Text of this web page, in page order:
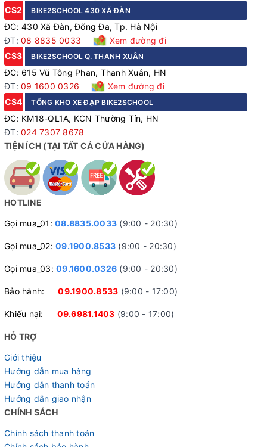
CS2
BIKE2SCHOOL 430 XÃ ĐÀN
ĐC: 430 Xã Đàn, Đống Đa, Tp. Hà Nội
ĐT: 08 8835 0033
Xem đường đi
CS3
BIKE2SCHOOL Q. THANH XUÂN
ĐC: 615 Vũ Tông Phan, Thanh Xuân, HN
ĐT: 09 1600 0326
Xem đường đi
CS4
TỔNG KHO XE ĐẠP BIKE2SCHOOL
ĐC: KM18-QL1A, KCN Thường Tín, HN
ĐT: 024 7307 8678
TIỆN ÍCH (TẠI TẤT CẢ CỬA HÀNG)
HOTLINE
Gọi mua_01: 08.8835.0033 (9:00 - 20:30)
Gọi mua_02: 09.1900.8533 (9:00 - 20:30)
Gọi mua_03: 09.1600.0326 (9:00 - 20:30)
Bảo hành:09.1900.8533 (9:00 - 17:00)
Khiếu nại: 09.6981.1403 (9:00 - 17:00)
HỖ TRỢ
Giới thiệu
Hướng dẫn mua hàng
Hướng dẫn thanh toán
Hướng dẫn giao nhận
CHÍNH SÁCH
Chính sách thanh toán